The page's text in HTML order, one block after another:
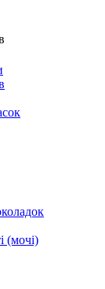
(мочі)